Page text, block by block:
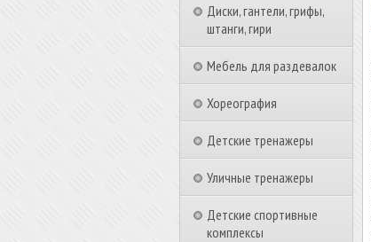
Диски, гантели, грифы,
штанги, гири
Мебель для раздевалок
Хореография
Детские тренажеры
Уличные тренажеры
Детские спортивные
комплексы